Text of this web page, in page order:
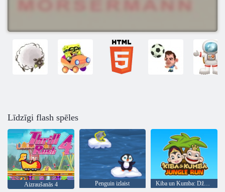
Līdzīgi flash spēles
Aizraušanās 4 Penguin izlaist Kiba un Kumba: Džungļu skriešanās